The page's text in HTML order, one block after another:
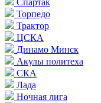
Спартак
Торпедо
Трактор
ЦСКА
Динамо Минск
Акулы политеха
СКА
Лада
Ночная лига